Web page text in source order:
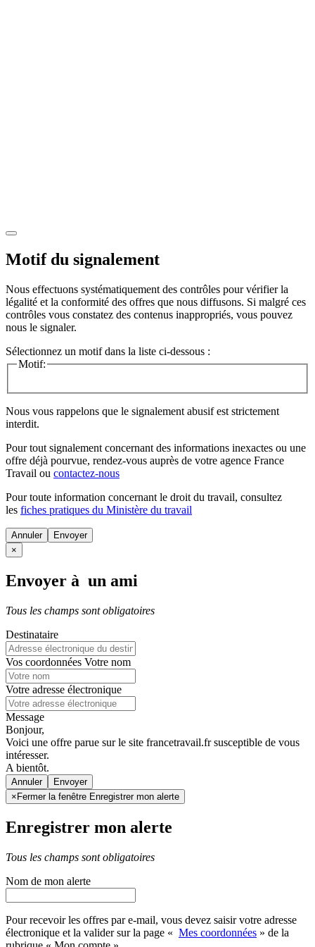
Motif du signalement
Nous effectuons systématiquement des contrôles pour vérifier la
légalité et la conformité des offres que nous diffusons. Si malgré ces
contrôles vous constatez des contenus inappropriés, vous pouvez
nous le signaler.
Sélectionnez un motif dans la liste ci-dessous :
Motif:
Nous vous rappelons que le signalement abusif est strictement
interdit.
Pour tout signalement concernant des informations inexactes ou une
offre déjà pourvue, rendez-vous auprès de votre agence France
Travail ou contactez-nous
Pour toute information concernant le droit du travail, consultez
les fiches pratiques du Ministère du travail
Annuler
×
Envoyer à un ami
Tous les champs sont obligatoires
Destinataire
Vos coordonnées Votre nom
Votre adresse électronique
Message
Bonjour,
Voici une offre parue sur le site francetravail.fr susceptible de vous
intéresser.
A bientôt.
Annuler
× Fermer la fenêtre Enregistrer mon alerte
Enregistrer mon alerte
Tous les champs sont obligatoires
Nom de mon alerte
Pour recevoir les offres par e-mail, vous devez saisir votre adresse
électronique et la valider sur la page « Mes coordonnées » de la